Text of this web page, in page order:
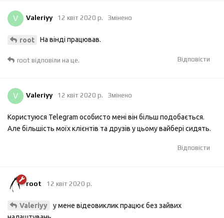
V Valeriyy 12 квiт 2020 р. Змінено
root На вінді працював.
Відповісти
root відповіли на це.
V Valeriyy 12 квiт 2020 р. Змінено
Користуюся Telegram особисто мені він більш подобається.
Але більшість моїх клієнтів та друзів у цьому вайбері сидять.
Відповісти
root 12 квiт 2020 р.
Valeriyy
у мене відеовиклик працює без зайвих